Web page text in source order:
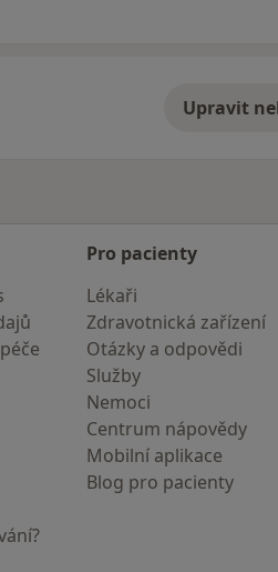
Upravit
Pro pacienty
Lékaři
Zdravotnická zařízení
Otázky a odpovědi
Služby
Nemoci
Centrum nápovědy
Mobilní aplikace
Blog pro pacienty